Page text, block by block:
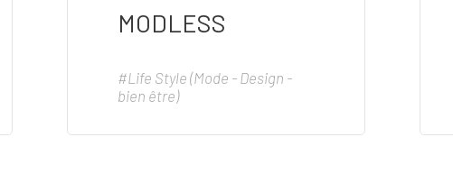
MODLESS
#Life Style (Mode - Design -
bien être)